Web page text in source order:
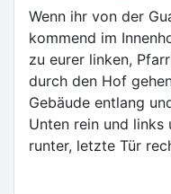
Wenn ihr von der
kommend im
zu eurer linken,
durch den Hof
Gebäude entlang
Unten rein und links
runter, letzte Tür